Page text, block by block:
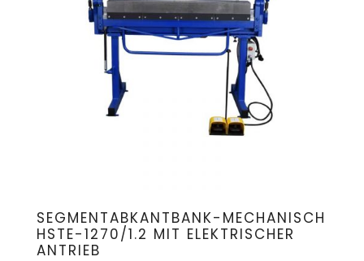
SEGMENTABKANTBANK-MECHANISCH
HSTE-1270/1.2 MIT ELEKTRISCHER
ANTRIEB